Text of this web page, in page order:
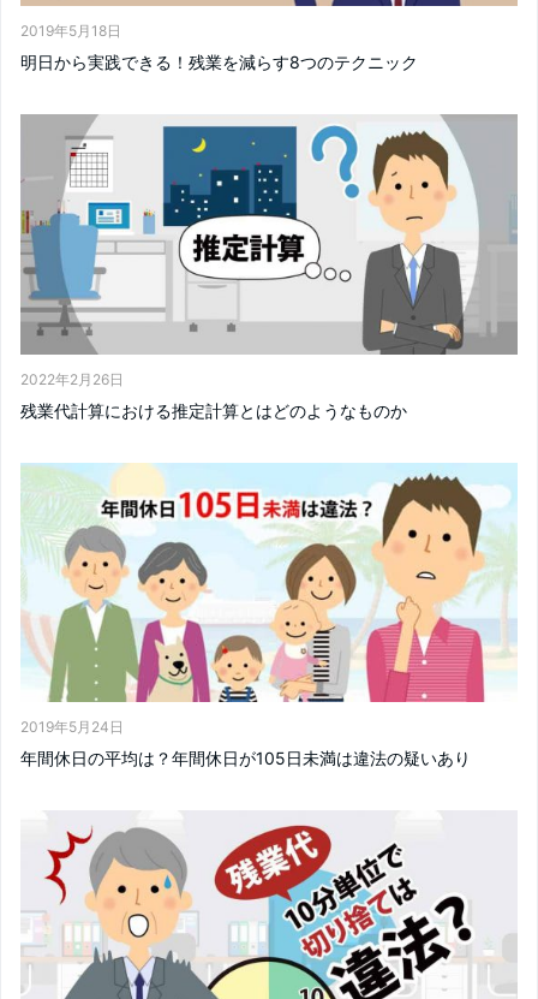
2019年5月18日
明日から実践できる！残業を減らす8つのテクニック
2022年2月26日
残業代計算における推定計算とはどのようなものか
2019年5月24日
年間休日の平均は？年間休日が105日未満は違法の疑いあり